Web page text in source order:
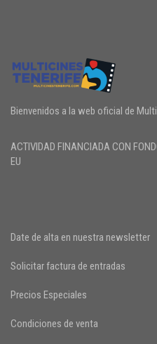
Bienvenidos a la web oficial de
ACTIVIDAD FINANCIADA CON
EU
Date de alta en nuestra newsletter
Solicitar factura de entradas
Precios Especiales
Condiciones de venta